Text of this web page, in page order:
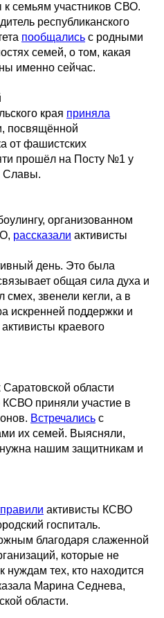
семьям участников СВО.
республиканского
пообщались с родными
семей, о том, какая
именно сейчас.
края приняла
посвящённой
от фашистских
прошёл на Посту №1 у
Славы.
организованном
рассказали активисты
день. Это была
общая сила духа и
звенели кегли, а в
искренней поддержки и
краевого
области
КСВО приняли участие в
Встречались с
их семей. Выясняли,
нашим защитникам и
активисты КСВО
госпиталь.
благодаря слаженной
которые не
тех, кто находится
Марина Седнева,
области.